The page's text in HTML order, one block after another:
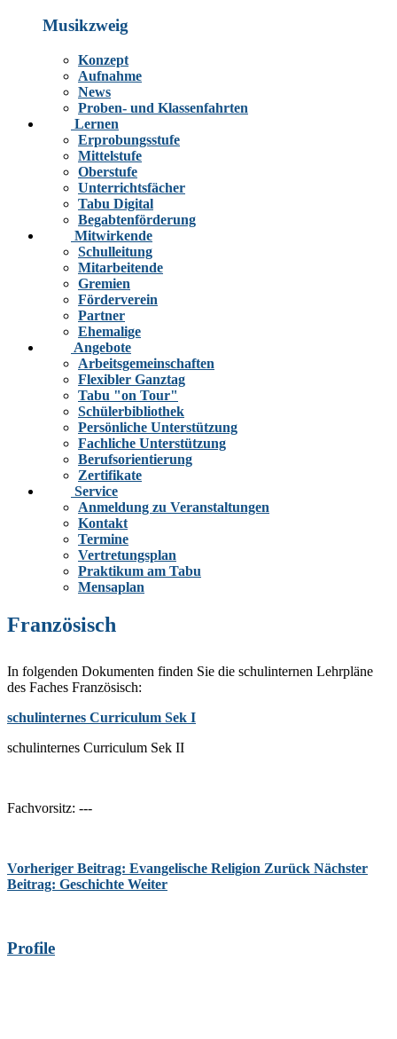
Musikzweig
Konzept
Aufnahme
News
Proben- und Klassenfahrten
Lernen
Erprobungsstufe
Mittelstufe
Oberstufe
Unterrichtsfächer
Tabu Digital
Begabtenförderung
Mitwirkende
Schulleitung
Mitarbeitende
Gremien
Förderverein
Partner
Ehemalige
Angebote
Arbeitsgemeinschaften
Flexibler Ganztag
Tabu "on Tour"
Schülerbibliothek
Persönliche Unterstützung
Fachliche Unterstützung
Berufsorientierung
Zertifikate
Service
Anmeldung zu Veranstaltungen
Kontakt
Termine
Vertretungsplan
Praktikum am Tabu
Mensaplan
Französisch
In folgenden Dokumenten finden Sie die schulinternen Lehrpläne
des Faches Französisch:
schulinternes Curriculum Sek I
schulinternes Curriculum Sek II
Fachvorsitz: ---
Vorheriger Beitrag: Evangelische Religion Zurück Nächster
Beitrag: Geschichte Weiter
Profile